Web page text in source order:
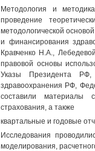
Методология и
проведение
методологической
и финансирования
Кравченко H.A.,
правовой основы
Указы Президента РФ,
здравоохранения РФ,
составили материалы
страхования, а также
квартальные и годовые
Исследования
моделирования,